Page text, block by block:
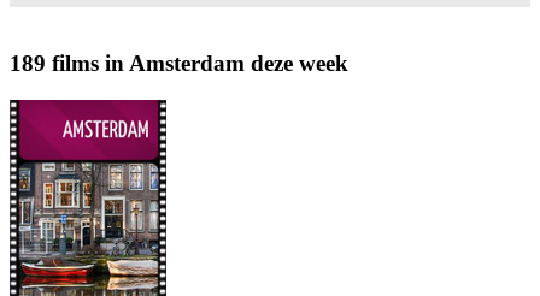
189 films in Amsterdam deze week